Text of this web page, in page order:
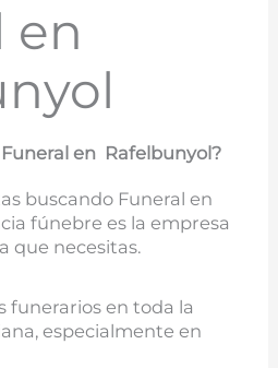
en
en Rafelbunyol?
buscando Funeral en
fúnebre es la empresa
que necesitas.
funerarios en toda la
especialmente en